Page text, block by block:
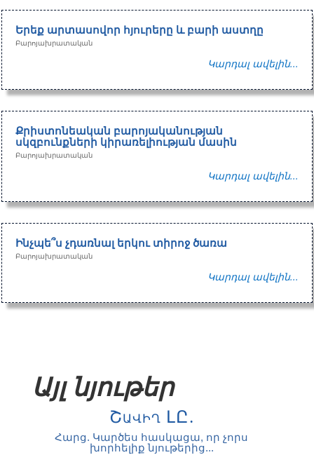
Երեք արտասովոր հյուրերը և բարի աստղը
Բարոյախրատական
Կարդալ ավելին...
Քրիստոնեական բարոյականության
սկզբունքների կիրառելիության մասին
Բարոյախրատական
Կարդալ ավելին...
Ինչպե՞ս չդառնալ երկու տիրոջ ծառա
Բարոյախրատական
Կարդալ ավելին...
Այլ նյութեր
Շավիղ ԼԸ.
Հարց. Կարծես հասկացա, որ չորս
խորհելիք նյութերից...